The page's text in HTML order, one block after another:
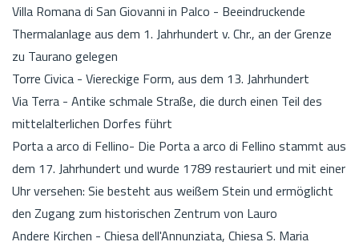
Villa Romana di San Giovanni in Palco - Beeindruckende
Thermalanlage aus dem 1. Jahrhundert v. Chr., an der Grenze
zu Taurano gelegen
Torre Civica - Viereckige Form, aus dem 13. Jahrhundert
Via Terra - Antike schmale Straße, die durch einen Teil des
mittelalterlichen Dorfes führt
Porta a arco di Fellino- Die Porta a arco di Fellino stammt aus
dem 17. Jahrhundert und wurde 1789 restauriert und mit einer
Uhr versehen: Sie besteht aus weißem Stein und ermöglicht
den Zugang zum historischen Zentrum von Lauro
Andere Kirchen - Chiesa dell'Annunziata, Chiesa S. Maria